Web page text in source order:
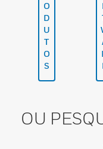
O
D
U
T
O
S
OU